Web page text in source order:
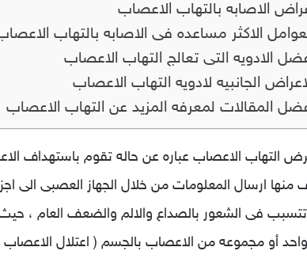
الاصابه بالتهاب الاعصاب
الاكثر مساعده فى الاصابه بالتهاب
الادويه التى تعالج التهاب الاعصاب
الجانبيه لادويه التهاب الاعصاب
المقالات لمعرفه المزيد عن التهاب الاعصاب
التهاب الاعصاب عباره عن حاله تقوم باستهداف
منها ارسال المعلومات من خلال الجهاز العصبى الى
فى الشعور بالصداع والالم والضعف العام ،
أو مجموعه من الاعصاب بالجسم ( اعتلال الاعصاب